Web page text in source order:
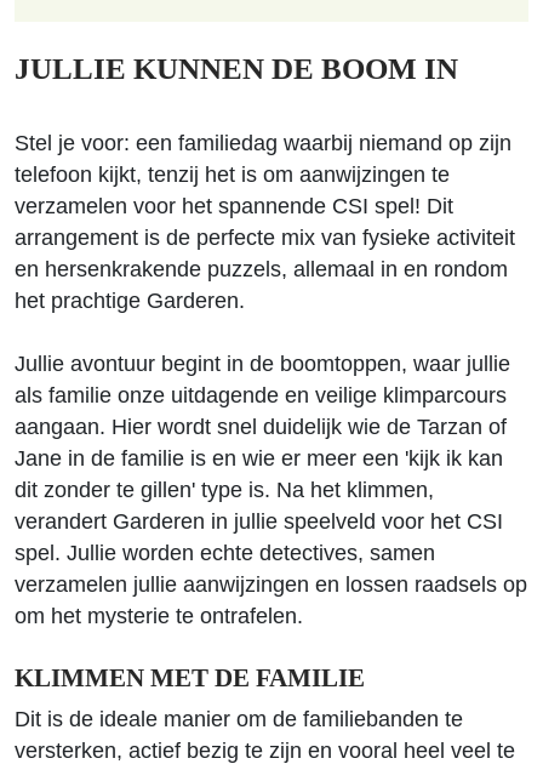
JULLIE KUNNEN DE BOOM IN
Stel je voor: een familiedag waarbij niemand op zijn
telefoon kijkt, tenzij het is om aanwijzingen te
verzamelen voor het spannende CSI spel! Dit
arrangement is de perfecte mix van fysieke activiteit
en hersenkrakende puzzels, allemaal in en rondom
het prachtige Garderen.
Jullie avontuur begint in de boomtoppen, waar jullie
als familie onze uitdagende en veilige klimparcours
aangaan. Hier wordt snel duidelijk wie de Tarzan of
Jane in de familie is en wie er meer een 'kijk ik kan
dit zonder te gillen' type is. Na het klimmen,
verandert Garderen in jullie speelveld voor het CSI
spel. Jullie worden echte detectives, samen
verzamelen jullie aanwijzingen en lossen raadsels op
om het mysterie te ontrafelen.
KLIMMEN MET DE FAMILIE
Dit is de ideale manier om de familiebanden te
versterken, actief bezig te zijn en vooral heel veel te